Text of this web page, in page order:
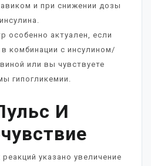
и при снижении дозы
инсулина.
особенно актуален, если
комбинации с инсулином/
или вы чувствуете
гипогликемии.
И
указано увеличение